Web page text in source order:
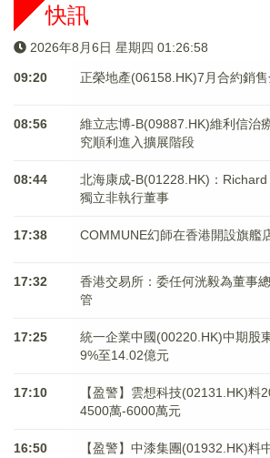
快訊
2026年8月6日 星期四 01:26:59
09:20 正榮地產(06158.HK)7月合約銷
08:56
維立志博-B(09887.HK)維利信治
究順利進入擴展階段
08:44
北海康成-B(01228.HK)：
獨立非執行董事
17:38 COMMUNE幻師在香港開設旗艦
17:32
香港交易所：委任何洸毅為董事
管
17:25
統一企業中國(00220.HK)中期股
9%至14.02億元
17:10
【盈警】雲想科技(02131.HK)料
4500萬-6000萬元
16:50
【盈警】中漆集團(01932.HK)料